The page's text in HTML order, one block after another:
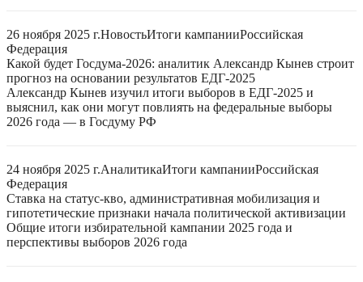
26 ноября 2025 г.НовостьИтоги кампанииРоссийская
Федерация
Какой будет Госдума-2026: аналитик Александр Кынев строит
прогноз на основании результатов ЕДГ-2025
Александр Кынев изучил итоги выборов в ЕДГ-2025 и
выяснил, как они могут повлиять на федеральные выборы
2026 года — в Госдуму РФ
24 ноября 2025 г.АналитикаИтоги кампанииРоссийская
Федерация
Ставка на статус-кво, административная мобилизация и
гипотетические признаки начала политической активизации
Общие итоги избирательной кампании 2025 года и
перспективы выборов 2026 года